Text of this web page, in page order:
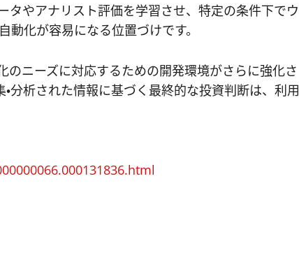
タやアナリスト評価を学習させ、特定の条件下でウ
化が容易になる位置づけです。
ニーズに対応するための開発環境がさらに強化さ
分析された情報に基づく最終的な投資判断は、利用